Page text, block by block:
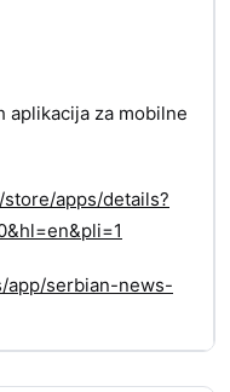
aplikacija za mobilne
apps/details?
app/serbian-news-